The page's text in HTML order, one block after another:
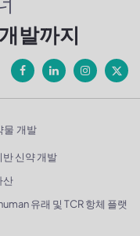
발까지
물 개발
반 신약 개발
산
유래 및 TCR 항체 플랫